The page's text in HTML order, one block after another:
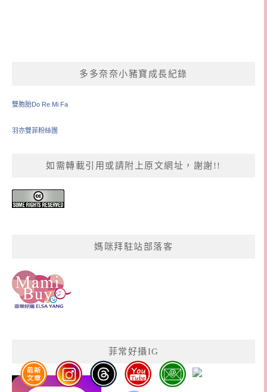
多多奈奈小豬寶成長紀錄
雙胞胎Do Re Mi Fa
羽亦雙菲粉絲團
如需轉載引用或請附上原文網址，謝謝!!
媽咪拜駐站部落客
菲常好攝IG